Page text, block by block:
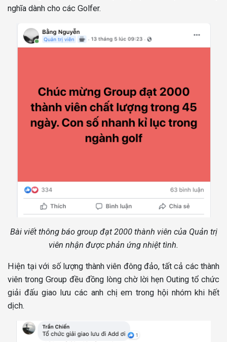
nghĩa dành cho các Golfer.
Bài viết thông báo group đạt 2000 thành viên của Quản trị
viên nhận được phản ứng nhiệt tình.
Hiện tại với số lượng thành viên đông đảo, tất cả các thành
viên trong Group đều đồng lòng chờ lời hẹn Outing tổ chức
giải đấu giao lưu các anh chị em trong hội nhóm khi hết
dịch.